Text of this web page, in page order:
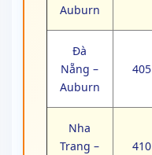
Auburn
Đà
Nẵng –
Auburn
405
Nha
Trang –
410